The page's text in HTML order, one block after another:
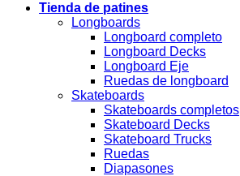
Tienda de patines
Longboards
Longboard completo
Longboard Decks
Longboard Eje
Ruedas de longboard
Skateboards
Skateboards completos
Skateboard Decks
Skateboard Trucks
Ruedas
Diapasones